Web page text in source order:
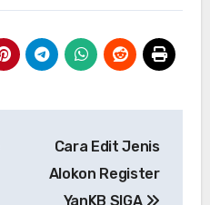
Cara Edit Jenis
Alokon Register
YanKB SIGA